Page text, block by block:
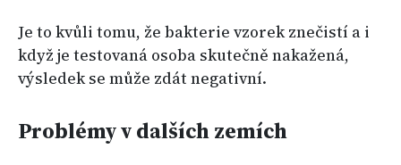
Je to kvůli tomu, že bakterie vzorek znečistí a i
když je testovaná osoba skutečně nakažená,
výsledek se může zdát negativní.
Problémy v dalších zemích